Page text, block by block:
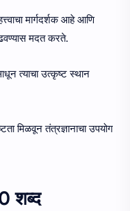
मार्गदर्शक आहे आणि
मदत करते.
त्याचा उत्कृष्ट स्थान
मिळवून तंत्रज्ञानाचा उपयोग
शब्द